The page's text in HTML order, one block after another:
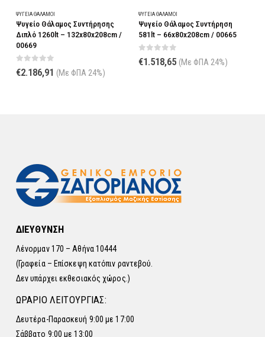
ΨΥΓΕΊΑ ΘΆΛΑΜΟΙ
Ψυγείο Θάλαμος Συντήρησης
Διπλό 1260lt – 132x80x208cm /
00669
0out of 5
€2.186,91 (Με ΦΠΑ 24%)
ΨΥΓΕΊΑ ΘΆΛΑΜΟΙ
Ψυγείο Θάλαμος Συντήρηση
581lt – 66x80x208cm / 00665
0 out of 5
€1.518,65 (Με ΦΠΑ 24%)
ΔΙΕΥΘΥΝΣΗ
Λένορμαν 170 – Αθήνα 10444
(Γραφεία – Επίσκεψη κατόπιν ραντεβού.
Δεν υπάρχει εκθεσιακός χώρος.)
ΩΡΑΡΙΟ ΛΕΙΤΟΥΡΓΙΑΣ:
Δευτέρα-Παρασκευή 9:00 με 17:00
Σάββατο 9:00 με 13:00